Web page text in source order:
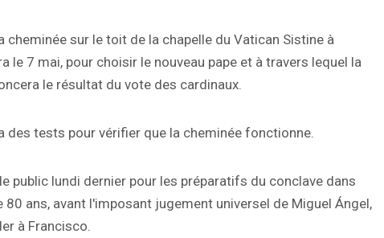
sur le toit de la chapelle du Vatican Sistine à
le 7 mai, pour choisir le nouveau pape et à travers lequel la
le résultat du vote des cardinaux.
des tests pour vérifier que la cheminée fonctionne.
public lundi dernier pour les préparatifs du conclave dans
ans, avant l'imposant jugement universel de Miguel Ángel,
à Francisco.